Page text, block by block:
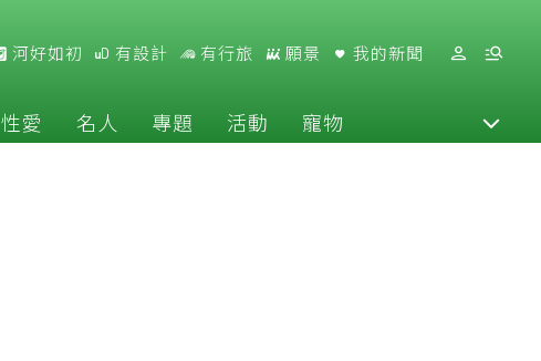
河好如初 有設計 有行旅 願景 我的新聞
性愛 名人 專題 活動 寵物